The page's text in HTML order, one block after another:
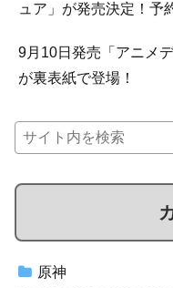
ュア」が発売決定！予
9月10日発売「アニメ
が裏表紙で登場！
原神